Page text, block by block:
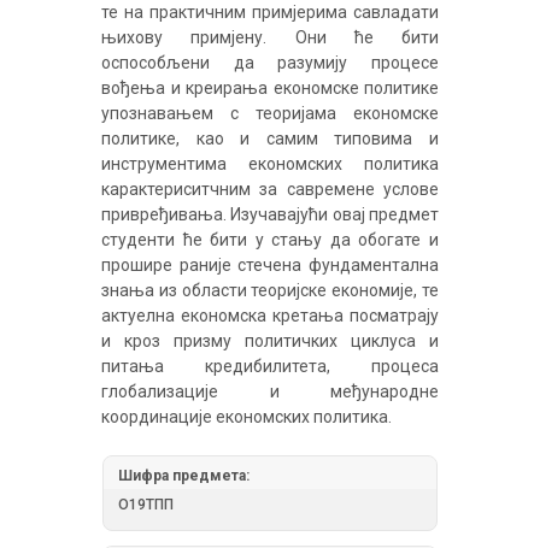
те на практичним примјерима савладати
њихову примјену. Они ће бити
оспособљени да разумију процесе
вођења и креирања економске политике
упознавањем с теоријама економске
политике, као и самим типовима и
инструментима економских политика
карактериситчним за савремене услове
привређивања. Изучавајући овај предмет
студенти ће бити у стању да обогате и
прошире раније стечена фундаментална
знања из области теоријске економије, те
актуелна економска кретања посматрају
и кроз призму политичких циклуса и
питања кредибилитета, процеса
глобализације и међународне
координације економских политика.
Шифра предмета:
О19ТПП